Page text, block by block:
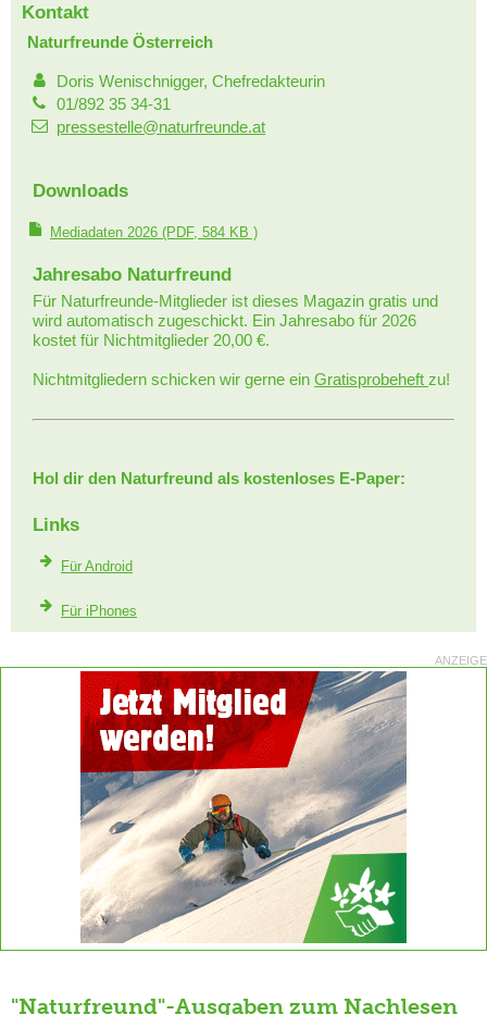
Kontakt
Naturfreunde Österreich
Doris Wenischnigger, Chefredakteurin
01/892 35 34-31
pressestelle@naturfreunde.at
Downloads
Mediadaten 2026 (PDF, 584 KB )
Jahresabo Naturfreund
Für Naturfreunde-Mitglieder ist dieses Magazin gratis und
wird automatisch zugeschickt. Ein Jahresabo für 2026
kostet für Nichtmitglieder 20,00 €.
Nichtmitgliedern schicken wir gerne ein Gratisprobeheft zu!
Hol dir den Naturfreund als kostenloses E-Paper:
Links
Für Android
Für iPhones
ANZEIGE
"Naturfreund"-Ausgaben zum Nachlesen